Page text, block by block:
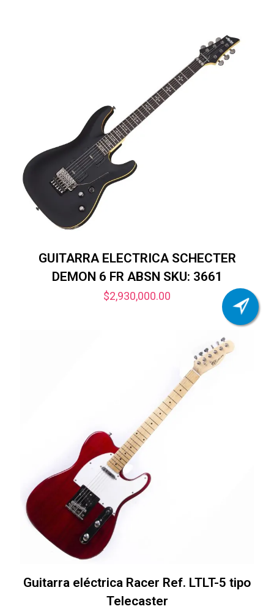
GUITARRA ELECTRICA SCHECTER
DEMON 6 FR ABSN SKU: 3661
$2,930,000.00
Guitarra eléctrica Racer Ref. LTLT-5 tipo
Telecaster